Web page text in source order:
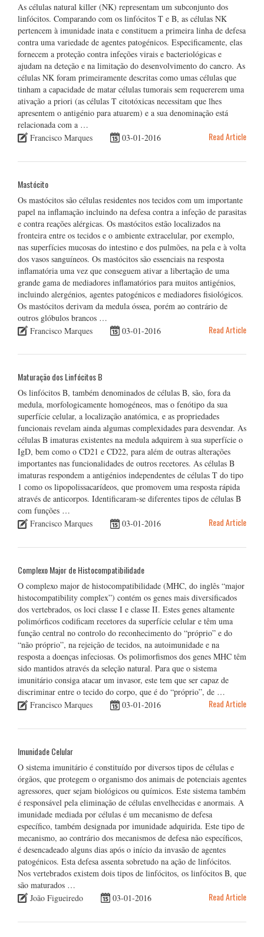
As células natural killer (NK) representam um subconjunto dos
linfócitos. Comparando com os linfócitos T e B, as células NK
pertencem à imunidade inata e constituem a primeira linha de defesa
contra uma variedade de agentes patogénicos. Especificamente, elas
fornecem a proteção contra infeções virais e bacteriológicas e
ajudam na deteção e na limitação do desenvolvimento do cancro. As
células NK foram primeiramente descritas como umas células que
tinham a capacidade de matar células tumorais sem requererem uma
ativação a priori (as células T citotóxicas necessitam que lhes
apresentem o antigénio para atuarem) e a sua denominação está
relacionada com a …
Francisco Marques
03-01-2016 Read Article
Mastócito
Os mastócitos são células residentes nos tecidos com um importante
papel na inflamação incluindo na defesa contra a infeção de parasitas
e contra reações alérgicas. Os mastócitos estão localizados na
fronteira entre os tecidos e o ambiente extracelular, por exemplo,
nas superfícies mucosas do intestino e dos pulmões, na pela e à volta
dos vasos sanguíneos. Os mastócitos são essenciais na resposta
inflamatória uma vez que conseguem ativar a libertação de uma
grande gama de mediadores inflamatórios para muitos antigénios,
incluindo alergénios, agentes patogénicos e mediadores fisiológicos.
Os mastócitos derivam da medula óssea, porém ao contrário de
outros glóbulos brancos …
Francisco Marques
03-01-2016 Read Article
Maturação dos Linfócitos B
Os linfócitos B, também denominados de células B, são, fora da
medula, morfologicamente homogéneos, mas o fenótipo da sua
superfície celular, a localização anatómica, e as propriedades
funcionais revelam ainda algumas complexidades para desvendar. As
células B imaturas existentes na medula adquirem à sua superfície o
IgD, bem como o CD21 e CD22, para além de outras alterações
importantes nas funcionalidades de outros recetores. As células B
imaturas respondem a antigénios independentes de células T do tipo
1 como os lipopolissacarídeos, que promovem uma resposta rápida
através de anticorpos. Identificaram-se diferentes tipos de células B
com funções …
Francisco Marques
03-01-2016 Read Article
Complexo Major de Histocompatibilidade
O complexo major de histocompatibilidade (MHC, do inglês “major
histocompatibility complex”) contém os genes mais diversificados
dos vertebrados, os loci classe I e classe II. Estes genes altamente
polimórficos codificam recetores da superfície celular e têm uma
função central no controlo do reconhecimento do “próprio” e do
“não próprio”, na rejeição de tecidos, na autoimunidade e na
resposta a doenças infeciosas. Os polimorfismos dos genes MHC têm
sido mantidos através da seleção natural. Para que o sistema
imunitário consiga atacar um invasor, este tem que ser capaz de
discriminar entre o tecido do corpo, que é do “próprio”, de …
Francisco Marques
03-01-2016 Read Article
Imunidade Celular
O sistema imunitário é constituído por diversos tipos de células e
órgãos, que protegem o organismo dos animais de potenciais agentes
agressores, quer sejam biológicos ou químicos. Este sistema também
é responsável pela eliminação de células envelhecidas e anormais. A
imunidade mediada por células é um mecanismo de defesa
específico, também designada por imunidade adquirida. Este tipo de
mecanismo, ao contrário dos mecanismos de defesa não específicos,
é desencadeado alguns dias após o início da invasão de agentes
patogénicos. Esta defesa assenta sobretudo na ação de linfócitos.
Nos vertebrados existem dois tipos de linfócitos, os linfócitos B, que
são maturados …
João Figueiredo
03-01-2016 Read Article